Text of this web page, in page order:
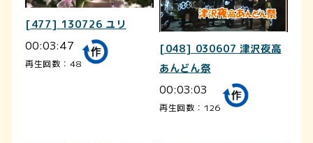
[477] 130726 ユリ
00:03:47
再生回数：48
[048] 030607 津沢夜高
あんどん祭
00:03:03
再生回数：126